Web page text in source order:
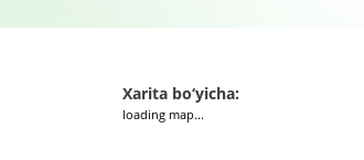
Xarita bo‘yicha:
loading map...